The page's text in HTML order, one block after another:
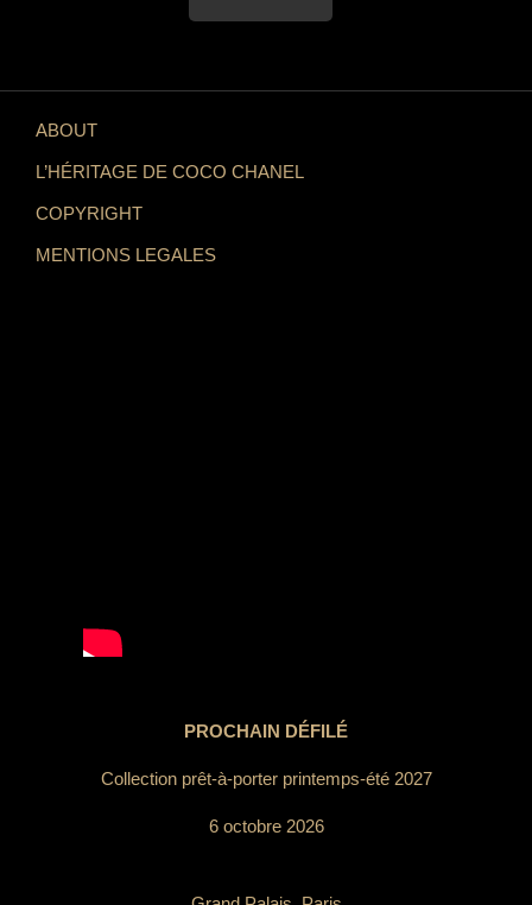
ABOUT
L’HÉRITAGE DE COCO CHANEL
COPYRIGHT
MENTIONS LEGALES
PROCHAIN DÉFILÉ
Collection prêt-à-porter printemps-été 2027
6 octobre 2026